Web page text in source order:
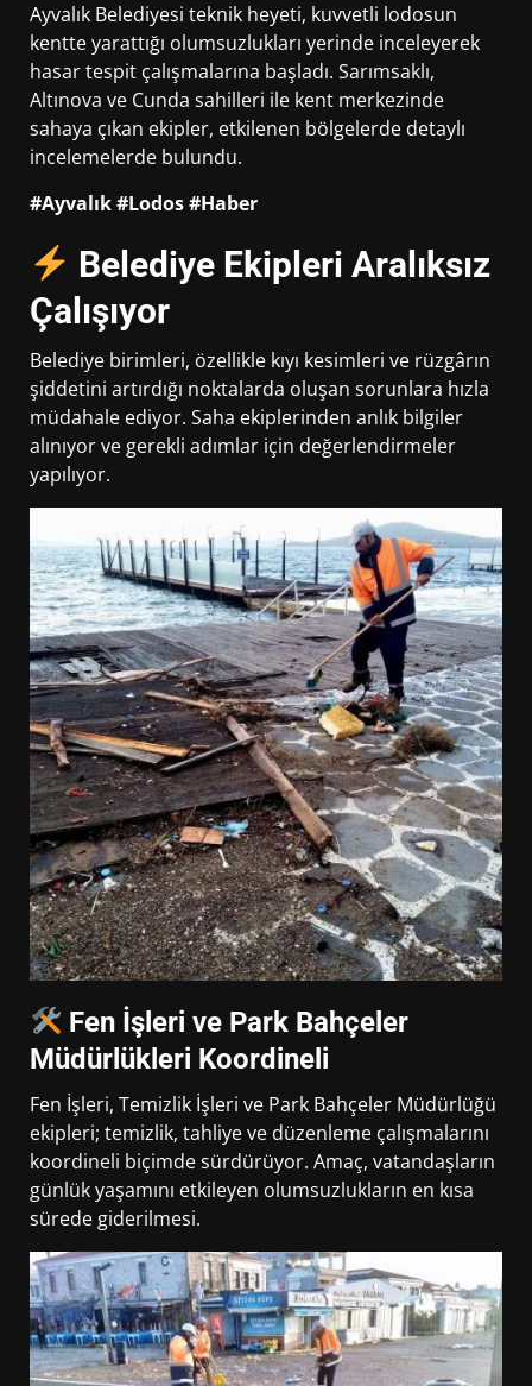
Ayvalık Belediyesi teknik heyeti, kuvvetli lodosun
kentte yarattığı olumsuzlukları yerinde inceleyerek
hasar tespit çalışmalarına başladı. Sarımsaklı,
Altınova ve Cunda sahilleri ile kent merkezinde
sahaya çıkan ekipler, etkilenen bölgelerde detaylı
incelemelerde bulundu.
#Ayvalık #Lodos #Haber
Belediye Ekipleri Aralıksız
Çalışıyor
Belediye birimleri, özellikle kıyı kesimleri ve rüzgârın
şiddetini artırdığı noktalarda oluşan sorunlara hızla
müdahale ediyor. Saha ekiplerinden anlık bilgiler
alınıyor ve gerekli adımlar için değerlendirmeler
yapılıyor.
Fen İşleri ve Park Bahçeler
Müdürlükleri Koordineli
Fen İşleri, Temizlik İşleri ve Park Bahçeler Müdürlüğü
ekipleri; temizlik, tahliye ve düzenleme çalışmalarını
koordineli biçimde sürdürüyor. Amaç, vatandaşların
günlük yaşamını etkileyen olumsuzlukların en kısa
sürede giderilmesi.